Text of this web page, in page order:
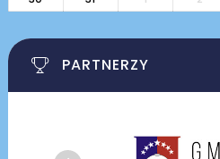
PARTNERZY